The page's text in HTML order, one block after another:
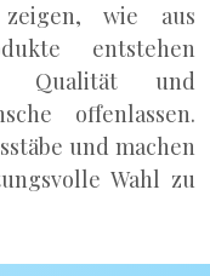
wie aus
entstehen
Qualität und
offenlassen.
und machen
Wahl zu